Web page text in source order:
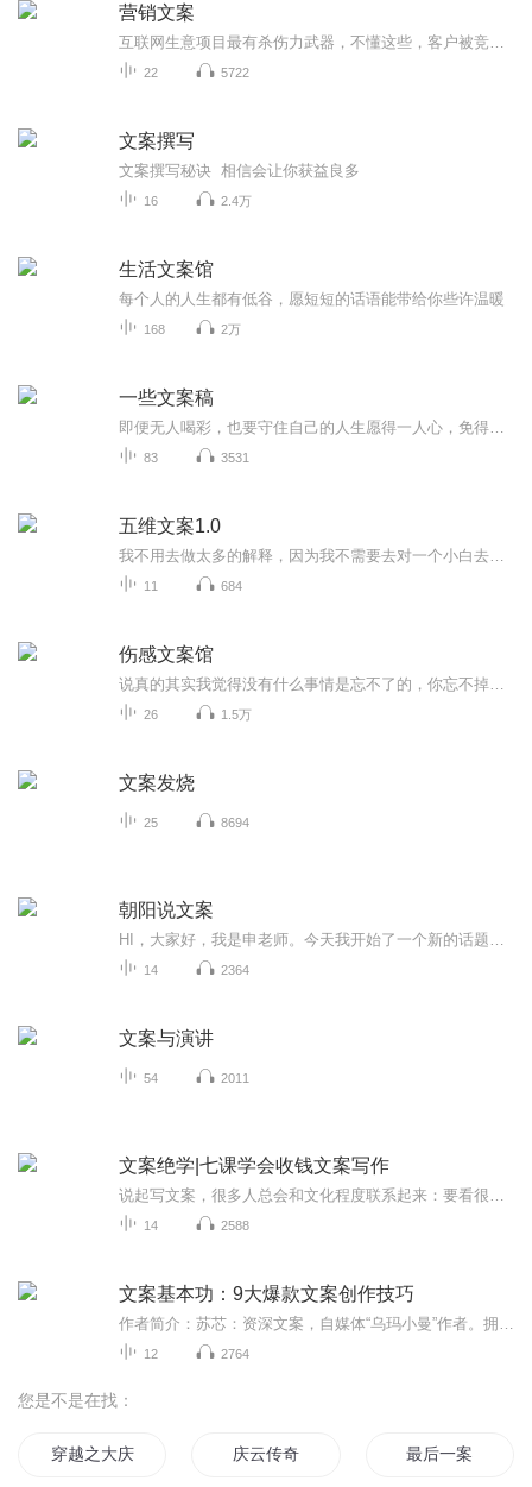
营销文案
22 5722
文案撰写
文案撰写秘诀 相信会让你获益良多
16 2.4万
生活文案馆
每个人的人生都有低谷，愿短短的话语能带给你些许温暖
168 2万
一些文案稿
83 3531
五维文案1.0
11 684
伤感文案馆
26 1.5万
文案发烧
25 8694
朝阳说文案
14 2364
文案与演讲
54 2011
文案绝学|七课学会收钱文案写作
14 2588
文案基本功：9大爆款文案创作技巧
12 2764
您是不是在找：
穿越之大庆帝国 庆云传奇 最后一案